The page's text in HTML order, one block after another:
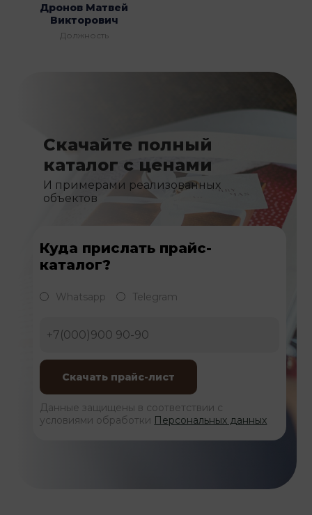
Дронов Матвей
Викторович
Должность
Скачайте полный
каталог с ценами
И примерами реализованных
объектов
Куда прислать прайс-
каталог?
Whatsapp Telegram
Данные защищены в соответствии с
условиями обработки Персональных данных